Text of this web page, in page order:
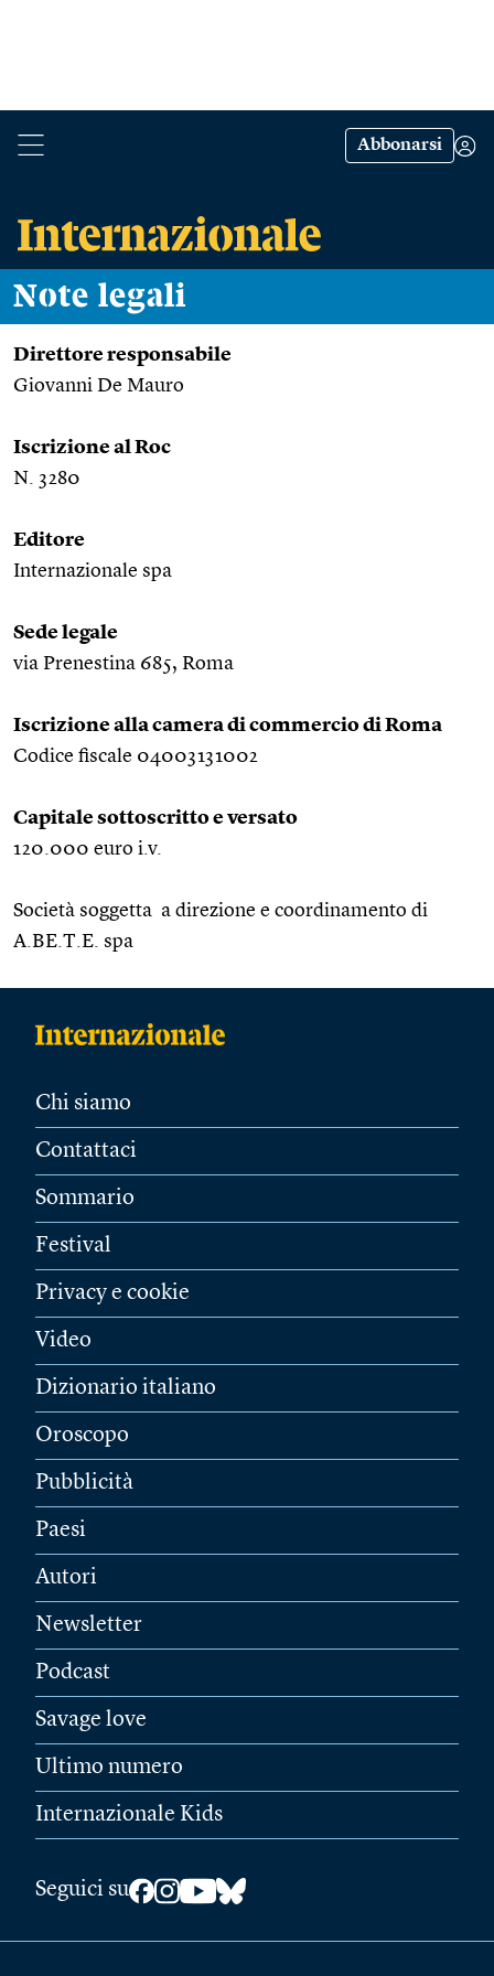
Abbonarsi
Note legali
Direttore responsabile
Giovanni De Mauro
Iscrizione al Roc
N. 3280
Editore
Internazionale spa
Sede legale
via Prenestina 685, Roma
Iscrizione alla camera di commercio di Roma
Codice fiscale 04003131002
Capitale sottoscritto e versato
120.000 euro i.v.
Società soggetta a direzione e coordinamento di
A.BE.T.E. spa
Chi siamo
Contattaci
Sommario
Festival
Privacy e cookie
Video
Dizionario italiano
Oroscopo
Pubblicità
Paesi
Autori
Newsletter
Podcast
Savage love
Ultimo numero
Internazionale Kids
Seguici su